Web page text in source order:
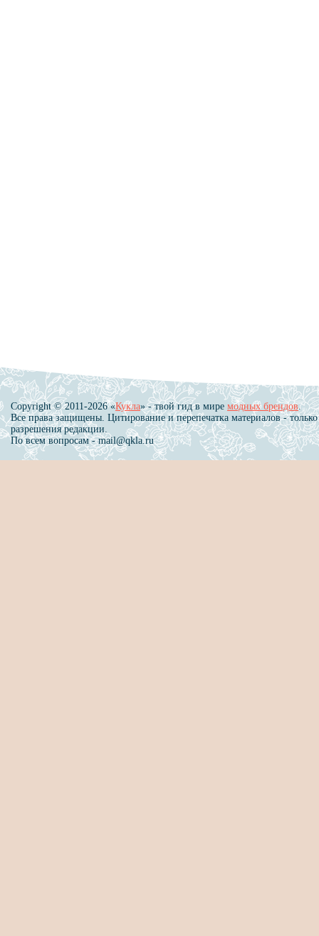
Copyright © 2011-2026 «Кукла» - твой гид в мире модных брендов.
Все права защищены. Цитирование и перепечатка материалов - только
разрешения редакции.
По всем вопросам - mail@qkla.ru